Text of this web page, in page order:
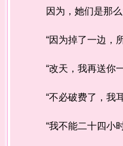
因为，她们是那么
“因为掉了一边，所
“改天，我再送你一
“不必破费了，我耳
“我不能二十四小时